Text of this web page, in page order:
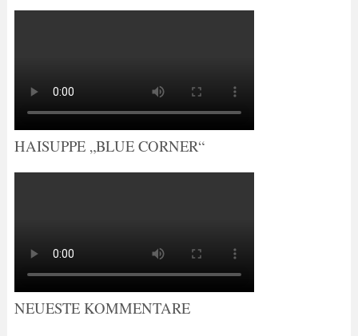
HAISUPPE „BLUE CORNER“
NEUESTE KOMMENTARE